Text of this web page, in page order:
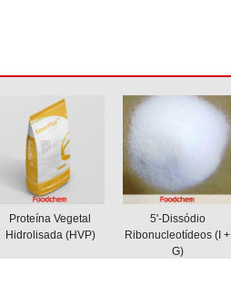
Proteína Vegetal
Hidrolisada (HVP)
5'-Dissódio
Ribonucleotídeos (I +
G)